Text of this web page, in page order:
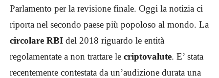
Parlamento per la revisione finale. Oggi la notizia ci
riporta nel secondo paese più popoloso al mondo. La
circolare RBI del 2018 riguardo le entità
regolamentate a non trattare le criptovalute. E’ stata
recentemente contestata da un’audizione durata una